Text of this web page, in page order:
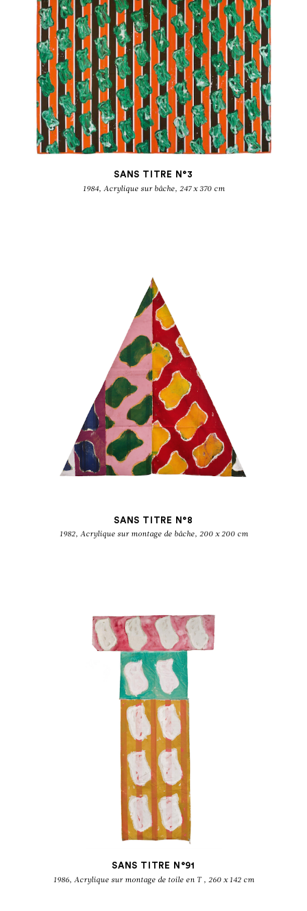
CLAUDE VIALLAT
SANS TITRE N°3
1984, Acrylique sur bâche, 247 x 370 cm
SANS TITRE N°8
1982, Acrylique sur montage de bâche, 200 x 200 cm
SANS TITRE N°91
1986, Acrylique sur montage de toile en T , 260 x 142 cm